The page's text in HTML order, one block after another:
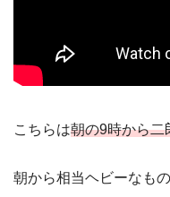
こちらは朝の9時から二
朝から相当ヘビーなも